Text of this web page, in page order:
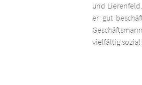
und
er gut
vielfältig